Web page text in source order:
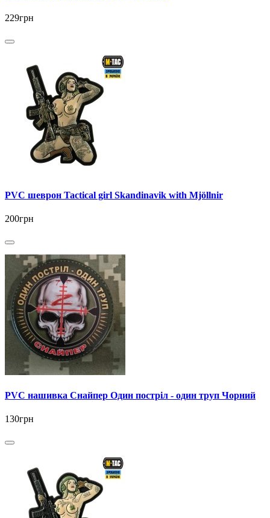
229грн
PVC шеврон Tactical girl Skandinavik with Mjöllnir
200грн
PVC нашивка Снайпер Один постріл - один труп Чорний
130грн